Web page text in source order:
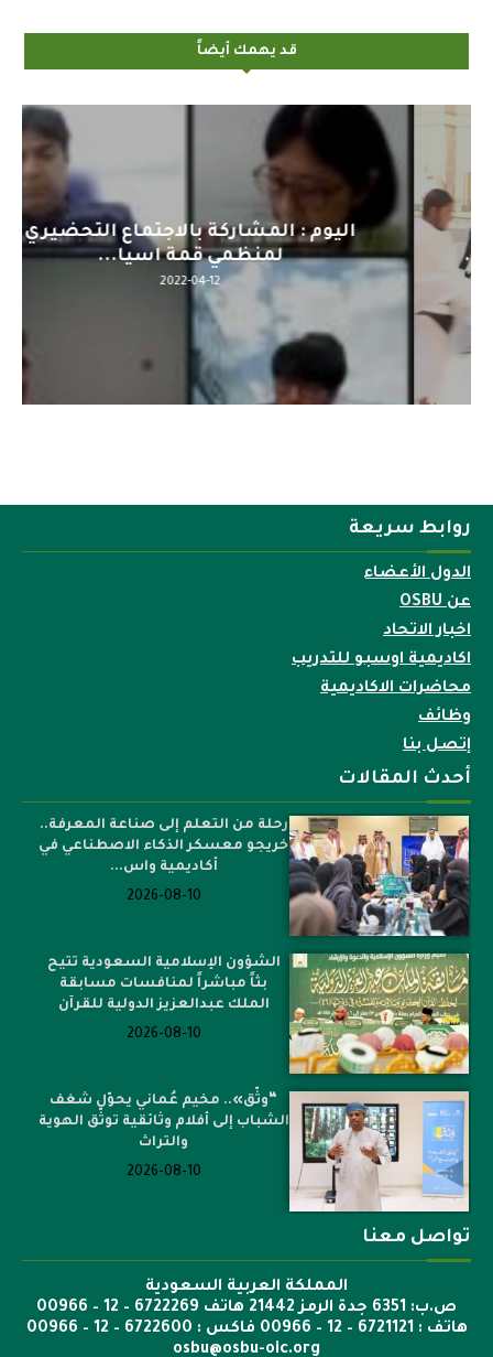
قد يهمك أيضاً
اليوم : المشاركة بالاجتماع التحضيري
لمنظمي قمة اسيا...
2022-04-12
روابط سريعة
الدول الأعضاء
عن OSBU
اخبار الاتحاد
اكاديمية اوسبو للتدريب
محاضرات الاكاديمية
وظائف
إتصل بنا
أحدث المقالات
رحلة من التعلم إلى صناعة المعرفة..
خريجو معسكر الذكاء الاصطناعي في
أكاديمية واس...
2026-08-10
الشؤون الإسلامية السعودية تتيح
بثاً مباشراً لمنافسات مسابقة
الملك عبدالعزيز الدولية للقرآن
2026-08-10
“وثّق».. مخيم عُماني يحوّل شغف
الشباب إلى أفلام وثائقية توثّق الهوية
والتراث
2026-08-10
تواصل معنا
المملكة العربية السعودية
ص.ب: 6351 جدة الرمز 21442 هاتف 6722269 – 12 – 00966
هاتف : 6721121 – 12 – 00966 فاكس : 6722600 – 12 – 00966
osbu@osbu-oic.org